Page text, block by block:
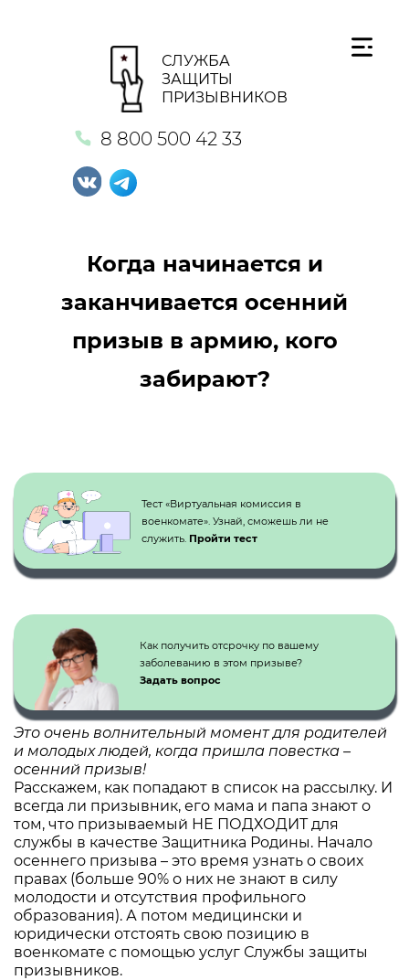
СЛУЖБА
ЗАЩИТЫ
ПРИЗЫВНИКОВ
8 800 500 42 33
Когда начинается и
заканчивается осенний
призыв в армию, кого
забирают?
Тест «Виртуальная комиссия в
военкомате». Узнай, сможешь ли не
служить. Пройти тест
Как получить отсрочку по вашему
заболеванию в этом призыве?
Задать вопрос
Это очень волнительный момент для родителей
и молодых людей, когда пришла повестка –
осенний призыв!
Расскажем, как попадают в список на рассылку. И
всегда ли призывник, его мама и папа знают о
том, что призываемый НЕ ПОДХОДИТ для
службы в качестве Защитника Родины. Начало
осеннего призыва – это время узнать о своих
правах (больше 90% о них не знают в силу
молодости и отсутствия профильного
образования). А потом медицински и
юридически отстоять свою позицию в
военкомате с помощью услуг Службы защиты
призывников.